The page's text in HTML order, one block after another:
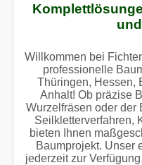
Willkommen bei
professionelle
Thüringen, Hessen,
Anhalt! Ob präzise
Wurzelfräsen oder der
Seilkletterverfahren,
bieten Ihnen
Baumprojekt. Unser
jederzeit zur